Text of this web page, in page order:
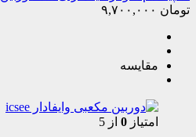
تومان
مقایسه
امتیاز 0 از 5